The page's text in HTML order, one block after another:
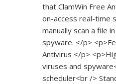
that ClamWin Free
on-access real-time
manually scan a file
spyware. </p>
Antivirus </p>
viruses and
scheduler<br />